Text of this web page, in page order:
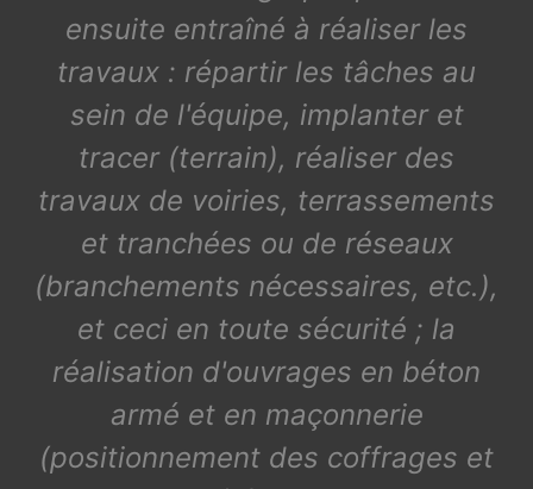
ensuite entraîné à réaliser les
travaux : répartir les tâches au
sein de l'équipe, implanter et
tracer (terrain), réaliser des
travaux de voiries, terrassements
et tranchées ou de réseaux
(branchements nécessaires, etc.),
et ceci en toute sécurité ; la
réalisation d'ouvrages en béton
armé et en maçonnerie
(positionnement des coffrages et